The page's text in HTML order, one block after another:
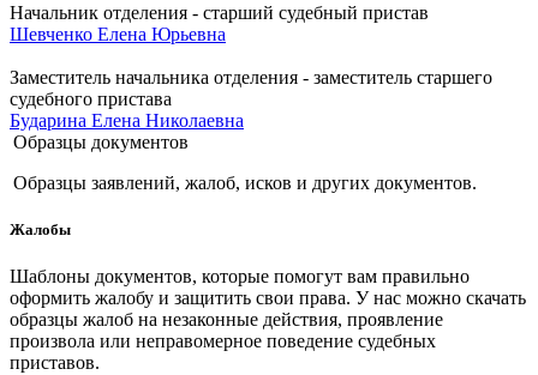
Начальник отделения - старший судебный пристав
Шевченко Елена Юрьевна
Заместитель начальника отделения - заместитель старшего
судебного пристава
Бударина Елена Николаевна
Образцы документов
Образцы заявлений, жалоб, исков и других документов.
Жалобы
Шаблоны документов, которые помогут вам правильно
оформить жалобу и защитить свои права. У нас можно скачать
образцы жалоб на незаконные действия, проявление
произвола или неправомерное поведение судебных
приставов.